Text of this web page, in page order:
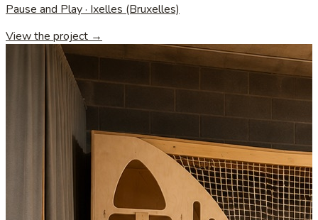
Pause and Play · Ixelles (Bruxelles)
View the project →